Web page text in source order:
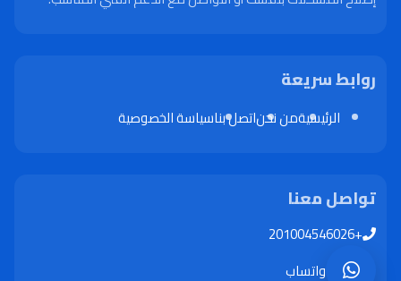
روابط سريعة
الرئيسيةمن نحناتصل بناسياسة الخصوصية
تواصل معنا
+201004546026
واتساب